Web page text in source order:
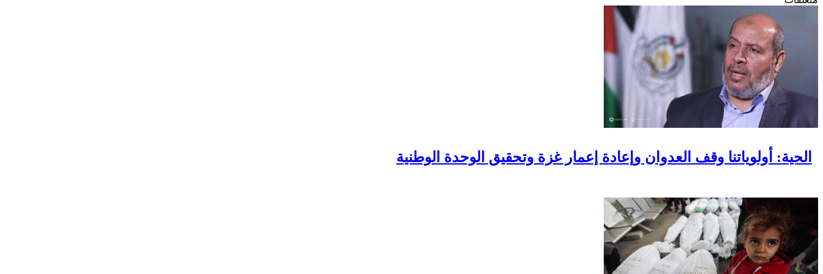
الحية: أولوياتنا وقف العدوان وإعادة إعمار غزة وتحقيق الوحدة الوطنية